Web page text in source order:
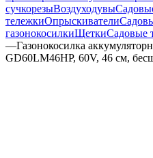
сучкорезыВоздуходувы
тележкиОпрыскиватели
газонокосилкиЩеткиСадовые
—Газонокосилка
GD60LM46HP, 60V, 46 см,